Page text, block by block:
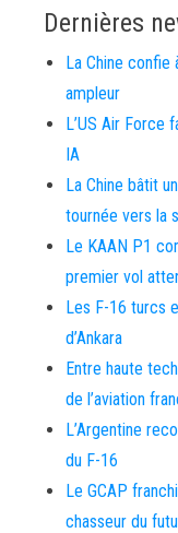
Dernières
La Chine confie
ampleur
L’US Air Force
IA
La Chine bâtit
tournée vers la
Le KAAN P1
premier vol
Les F-16 turcs
d’Ankara
Entre haute
de l’aviation
L’Argentine
du F-16
Le GCAP
chasseur du